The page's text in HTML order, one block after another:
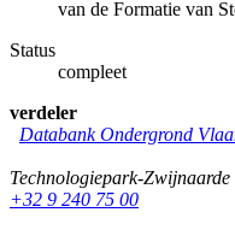
van de Formatie van
Status
compleet
verdeler
Databank Ondergrond
Technologiepark-Zwijnaarde
+32 9 240 75 00